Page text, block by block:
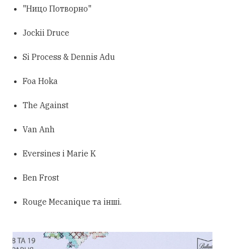
"Ницо Потворно"
Jockii Druce
Si Process & Dennis Adu
Foa Hoka
The Against
Van Anh
Eversines і Marie K
Ben Frost
Rouge Mecanique та інші.